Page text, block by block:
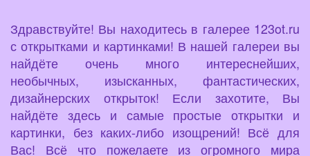
Здравствуйте! Вы находитесь в галерее 123ot.ru
с открытками и картинками! В нашей галереи вы
найдёте очень много интереснейших,
необычных, изысканных, фантастических,
дизайнерских открыток! Если захотите, Вы
найдёте здесь и самые простые открытки и
картинки, без каких-либо изощрений! Всё для
Вас! Всё что пожелаете из огромного мира